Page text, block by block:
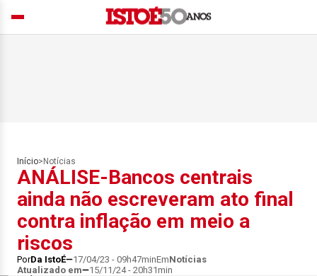
Início> Notícias
ANÁLISE-Bancos centrais
ainda não escreveram ato final
contra inflação em meio a
riscos
PorDa IstoÉ 17/04/23 - 09h47minEmNotícias
Atualizado em
15/11/24 - 20h31min